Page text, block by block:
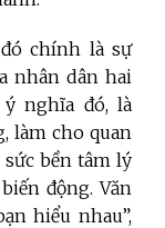
chính là sự
nhân dân hai
ý nghĩa đó, là
làm cho quan
sức bền tâm lý
động. Văn
hiểu nhau”,